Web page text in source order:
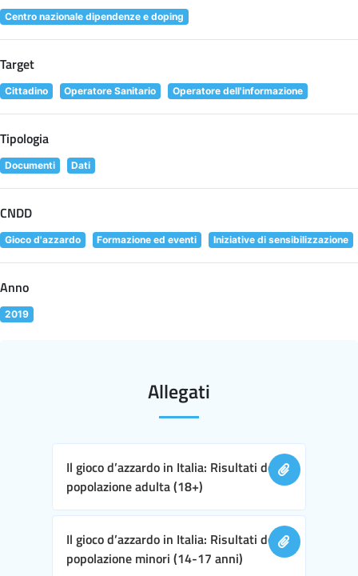
Centro nazionale dipendenze e doping
Target
Cittadino Operatore Sanitario Operatore dell'informazione
Tipologia
Documenti Dati
CNDD
Gioco d'azzardo Formazione ed eventi Iniziative di sensibilizzazione
Anno
2019
Allegati
Il gioco d’azzardo in Italia: Risultati della
popolazione adulta (18+)
Il gioco d’azzardo in Italia: Risultati della
popolazione minori (14-17 anni)